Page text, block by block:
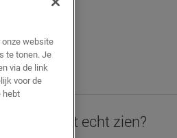
in het echt zien?
onze website
te tonen. Je
via de link
voor de
hebt